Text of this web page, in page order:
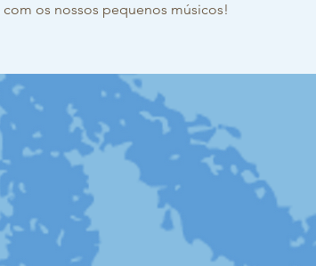
com os nossos pequenos músicos!